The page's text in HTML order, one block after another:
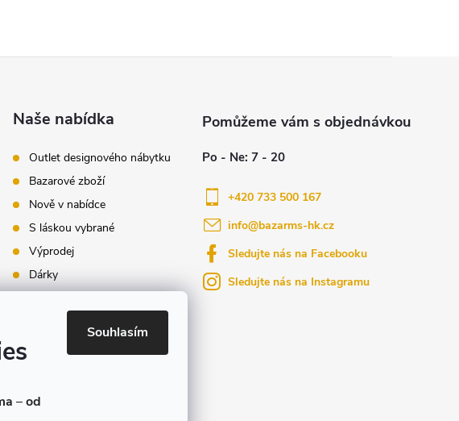
–od
Souhlasím
Naše nabídka
Outlet designového nábytku
Bazarové zboží
Nově v nabídce
S láskou vybrané
Výprodej
Dárky
e-shopu
info@bazarms-hk.cz
+420 733 500 167
Sledujte nás na Facebooku
Sledujte nás na Instagramu